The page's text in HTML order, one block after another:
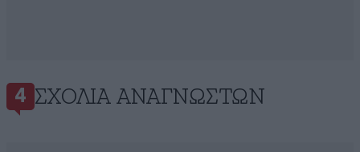
4 ΣΧΌΛΙΑ ΑΝΑΓΝΩΣΤΏΝ